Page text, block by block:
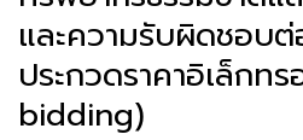
และความรับผิดชอบ
ประกวดราคาอิเล็กท
bidding)